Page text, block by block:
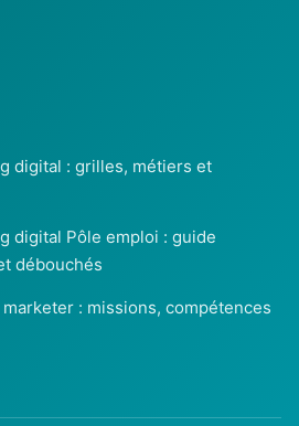
digital : grilles, métiers et
digital Pôle emploi : guide
débouchés
: missions, compétences